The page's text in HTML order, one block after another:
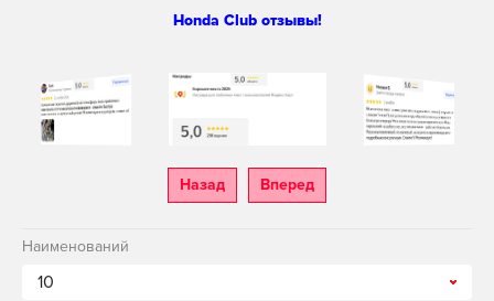
Honda Club отзывы!
Назад Вперед
Наименований
10